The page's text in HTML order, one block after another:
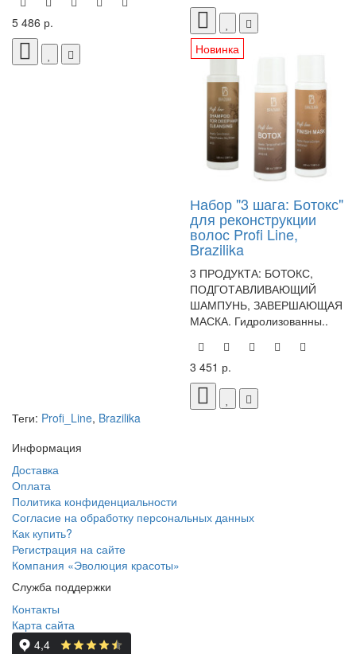
5 486 р.
Новинка
Набор "3 шага: Ботокс"
для реконструкции
волос Profi Line,
Brazilika
3 ПРОДУКТА: БОТОКС,
ПОДГОТАВЛИВАЮЩИЙ
ШАМПУНЬ, ЗАВЕРШАЮЩАЯ
МАСКА. Гидролизованны..
3 451 р.
Теги: Profi_Line, Brazilika
Информация
Доставка
Оплата
Политика конфиденциальности
Согласие на обработку персональных данных
Как купить?
Регистрация на сайте
Компания «Эволюция красоты»
Служба поддержки
Контакты
Карта сайта